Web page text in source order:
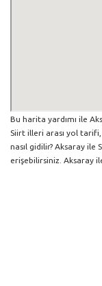
Bu harita yardımı ile
Siirt illeri arası yol
nasıl gidilir? Aksaray
erişebilirsiniz. Aksaray